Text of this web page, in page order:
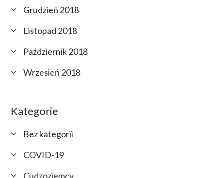
Grudzień 2018
Listopad 2018
Październik 2018
Wrzesień 2018
Kategorie
Bez kategorii
COVID-19
Cudzoziemcy